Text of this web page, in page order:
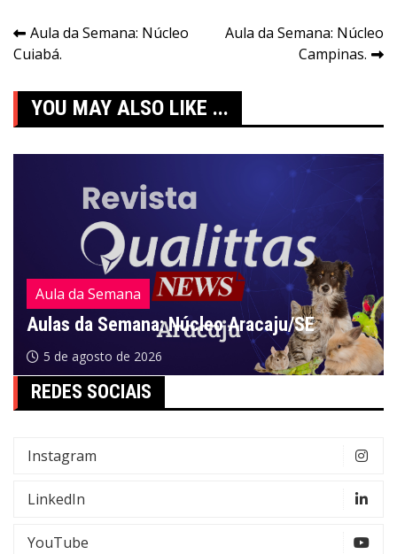
Navegação
de
Post
Aula da Semana: Núcleo
Cuiabá.
Aula da Semana: Núcleo
Campinas.
YOU MAY ALSO LIKE ...
Aula da Semana
Aulas da Semana: Núcleo Aracaju/SE
5 de agosto de 2026
REDES SOCIAIS
Instagram
LinkedIn
YouTube